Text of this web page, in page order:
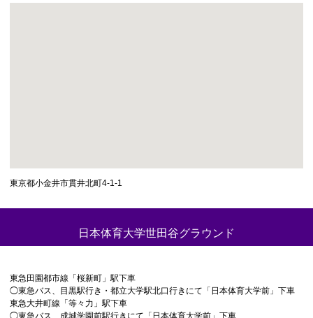
東京都小金井市貫井北町4-1-1
日本体育大学世田谷グラウンド
東急田園都市線「桜新町」駅下車
◯東急バス、目黒駅行き・都立大学駅北口行きにて「日本体育大学前」下車
東急大井町線「等々力」駅下車
◯東急バス、成城学園前駅行きにて「日本体育大学前」下車